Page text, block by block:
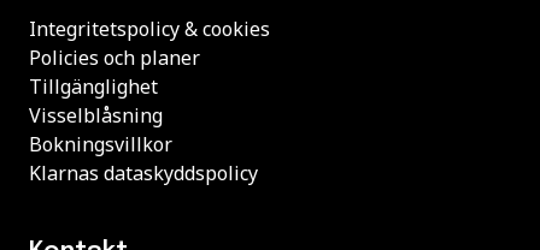
Integritetspolicy & cookies
Policies och planer
Tillgänglighet
Visselblåsning
Bokningsvillkor
Klarnas dataskyddspolicy